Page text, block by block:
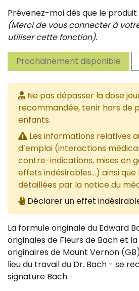
Prévenez-moi dès que le
(Merci de vous connecter à
utiliser cette fonction).
Prochainement disponible
Ne pas dépasser la dose
recommandée, tenir hors de
enfants.
Les informations relatives
d’emploi (interactions
contre-indications, mises en
effets indésirables...) ainsi
détaillées par la notice du
Déclarer un effet
La formule originale du Edward
originales de Fleurs de Bach et
originaires de Mount Vernon
lieu du travail du Dr. Bach - se
signature Bach.